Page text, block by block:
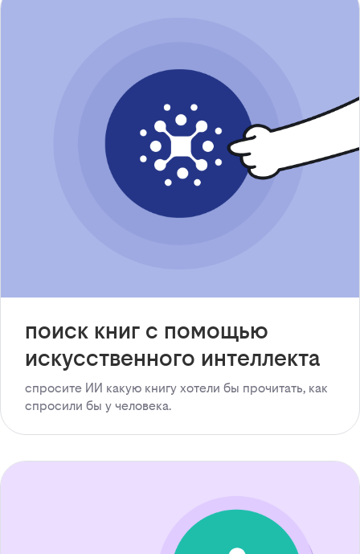
поиск книг с помощью
искусственного интеллекта
спросите ИИ какую книгу хотели бы прочитать, как
спросили бы у человека.